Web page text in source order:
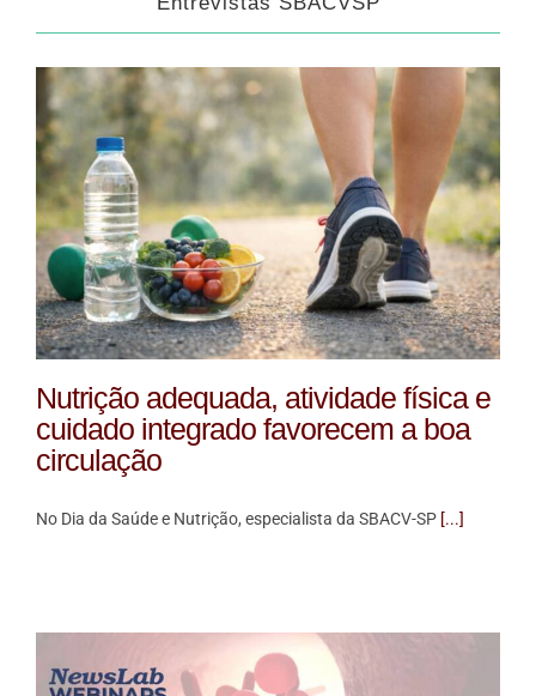
Nutrição adequada, atividade física e
cuidado integrado favorecem a boa
circulação
No Dia da Saúde e Nutrição, especialista da SBACV-SP[...]